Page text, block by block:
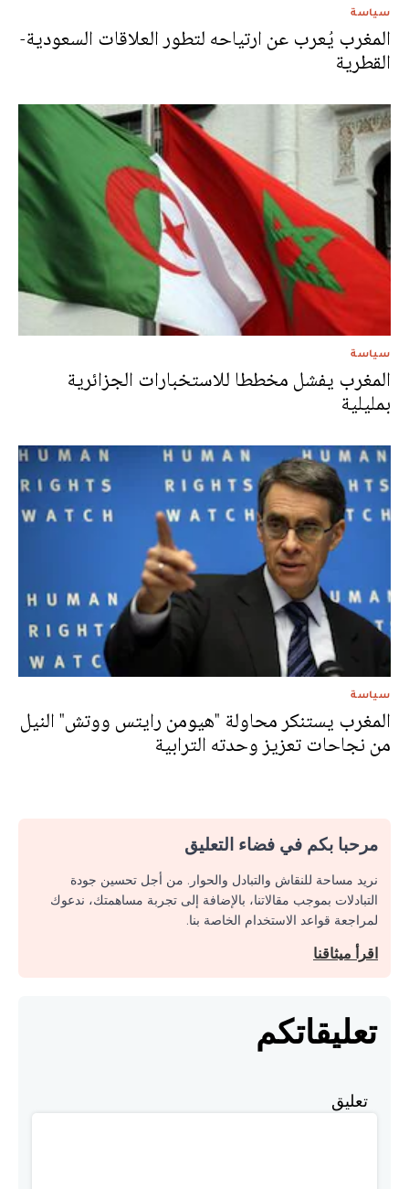
سياسة
المغرب يُعرب عن ارتياحه لتطور العلاقات السعودية-
القطرية
سياسة
المغرب يفشل مخططا للاستخبارات الجزائرية
بمليلية
سياسة
المغرب يستنكر محاولة "هيومن رايتس ووتش" النيل
من نجاحات تعزيز وحدته الترابية
مرحبا بكم في فضاء التعليق
نريد مساحة للنقاش والتبادل والحوار. من أجل تحسين جودة
التبادلات بموجب مقالاتنا، بالإضافة إلى تجربة مساهمتك، ندعوك
لمراجعة قواعد الاستخدام الخاصة بنا.
اقرأ ميثاقنا
تعليقاتكم
تعليق